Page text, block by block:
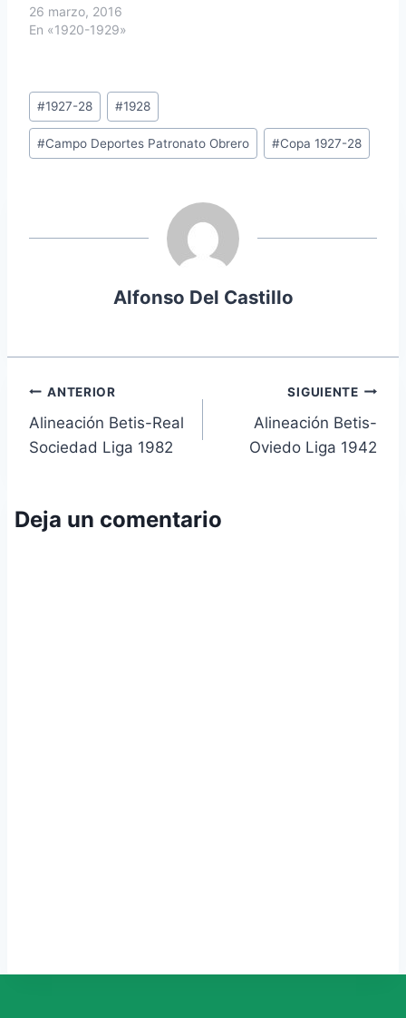
26 marzo, 2016
En «1920-1929»
Etiquetas
de
la
#1927-28 #1928
#Campo Deportes Patronato Obrero #Copa 1927-28
Alfonso Del Castillo
Navegación
de
ANTERIOR
Alineación Betis-Real
Sociedad Liga 1982
SIGUIENTE
Alineación Betis-
Oviedo Liga 1942
Deja un comentario